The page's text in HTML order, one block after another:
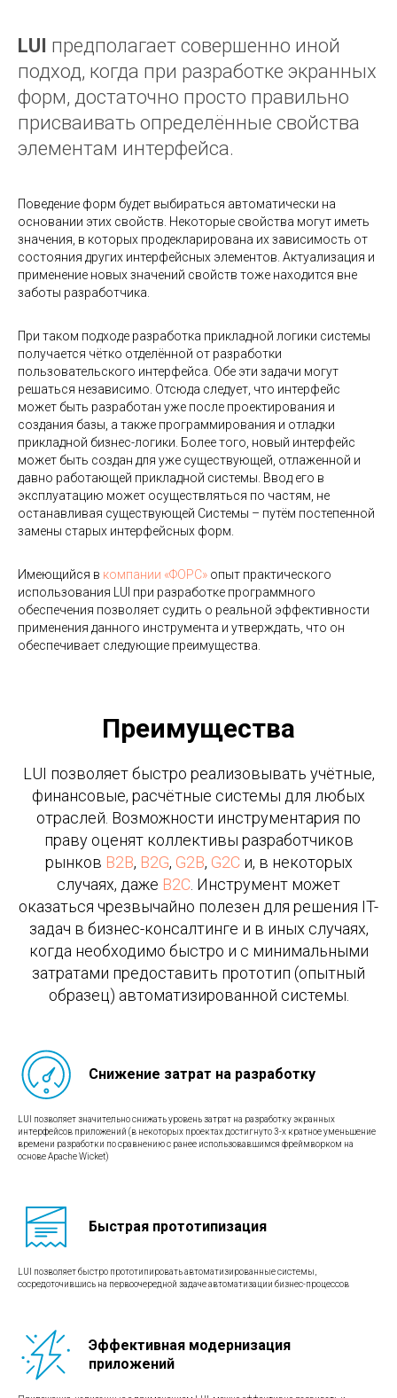
LUI предполагает совершенно иной
подход, когда при разработке экранных
форм, достаточно просто правильно
присваивать определённые свойства
элементам интерфейса.
Поведение форм будет выбираться автоматически на
основании этих свойств. Некоторые свойства могут иметь
значения, в которых продекларирована их зависимость от
состояния других интерфейсных элементов. Актуализация и
применение новых значений свойств тоже находится вне
заботы разработчика.
При таком подходе разработка прикладной логики системы
получается чётко отделённой от разработки
пользовательского интерфейса. Обе эти задачи могут
решаться независимо. Отсюда следует, что интерфейс
может быть разработан уже после проектирования и
создания базы, а также программирования и отладки
прикладной бизнес-логики. Более того, новый интерфейс
может быть создан для уже существующей, отлаженной и
давно работающей прикладной системы. Ввод его в
эксплуатацию может осуществляться по частям, не
останавливая существующей Системы – путём постепенной
замены старых интерфейсных форм.
Имеющийся в компании «ФОРС» опыт практического
использования LUI при разработке программного
обеспечения позволяет судить о реальной эффективности
применения данного инструмента и утверждать, что он
обеспечивает следующие преимущества.
Преимущества
LUI позволяет быстро реализовывать учётные,
финансовые, расчётные системы для любых
отраслей. Возможности инструментария по
праву оценят коллективы разработчиков
рынков B2B, B2G, G2B, G2C и, в некоторых
случаях, даже B2C . Инструмент может
оказаться чрезвычайно полезен для решения IT-
задач в бизнес-консалтинге и в иных случаях,
когда необходимо быстро и с минимальными
затратами предоставить прототип (опытный
образец) автоматизированной системы.
Снижение затрат на разработку
LUI позволяет значительно снижать уровень затрат на разработку экранных
интерфейсов приложений (в некоторых проектах достигнуто 3-х кратное уменьшение
времени разработки по сравнению с ранее использовавшимся фреймворком на
основе Apache Wicket)
Быстрая прототипизация
LUI позволяет быстро прототипировать автоматизированные системы,
сосредоточившись на первоочередной задаче автоматизации бизнес-процессов
Эффективная модернизация
приложений